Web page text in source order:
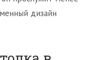
дизайн